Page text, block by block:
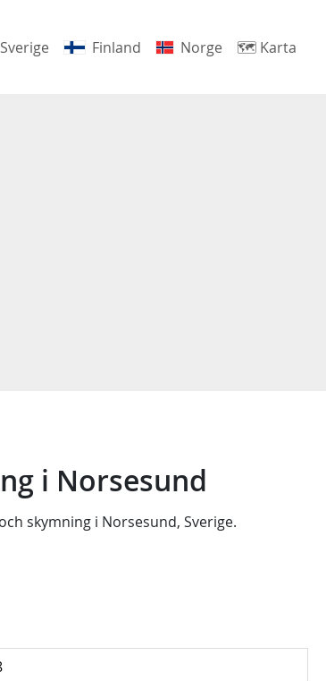
Sverige Finland Norge 🗺 Karta
i Norsesund
och skymning i Norsesund, Sverige.